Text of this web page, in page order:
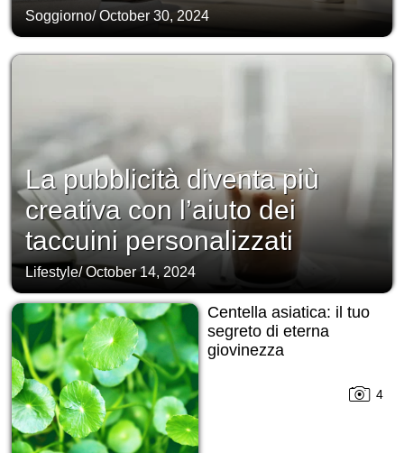
Soggiorno/October 30, 2024
La pubblicità diventa più
creativa con l’aiuto dei
taccuini personalizzati
Lifestyle/October 14, 2024
Centella asiatica: il tuo
segreto di eterna
giovinezza
4